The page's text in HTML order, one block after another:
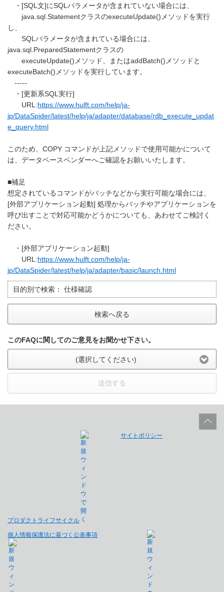
・[SQL文]にSQLパラメータが含まれていない場合には、
java.sql.StatementクラスのexecuteUpdate()メソッドを実行
し、
SQLパラメータが含まれている場合には、
java.sql.PreparedStatementクラスの
executeUpdate()メソッド、またはaddBatch()メソッドと
executeBatch()メソッドを実行しています。
-----
・[更新系SQL実行]
URL:https://www.hulft.com/help/ja-
jp/DataSpider/latest/help/ja/adapter/database/rdb_execute_updat
e_query.html
このため、COPY コマンドが上記メソッドで使用可能かについて
は、データベースベンダーへご確認をお願いいたします。
■補足
想定されているコマンドがバッチなどから実行可能な場合には、
[外部アプリケーション起動] 処理からバッチやアプリケーションを
呼び出すことで対応可能かどうかについても、あわせてご検討く
ださい。
・[外部アプリケーション起動]
URL:https://www.hulft.com/help/ja-
jp/DataSpider/latest/help/ja/adapter/basic/launch.html
目的別で検索： 仕様確認
検索へ戻る
このFAQに関してのご意見をお聞かせ下さい。
(選択してください)
送信する
プロダクトライフサイクル
サイトポリシー
個人情報保護法に基づく公表事項